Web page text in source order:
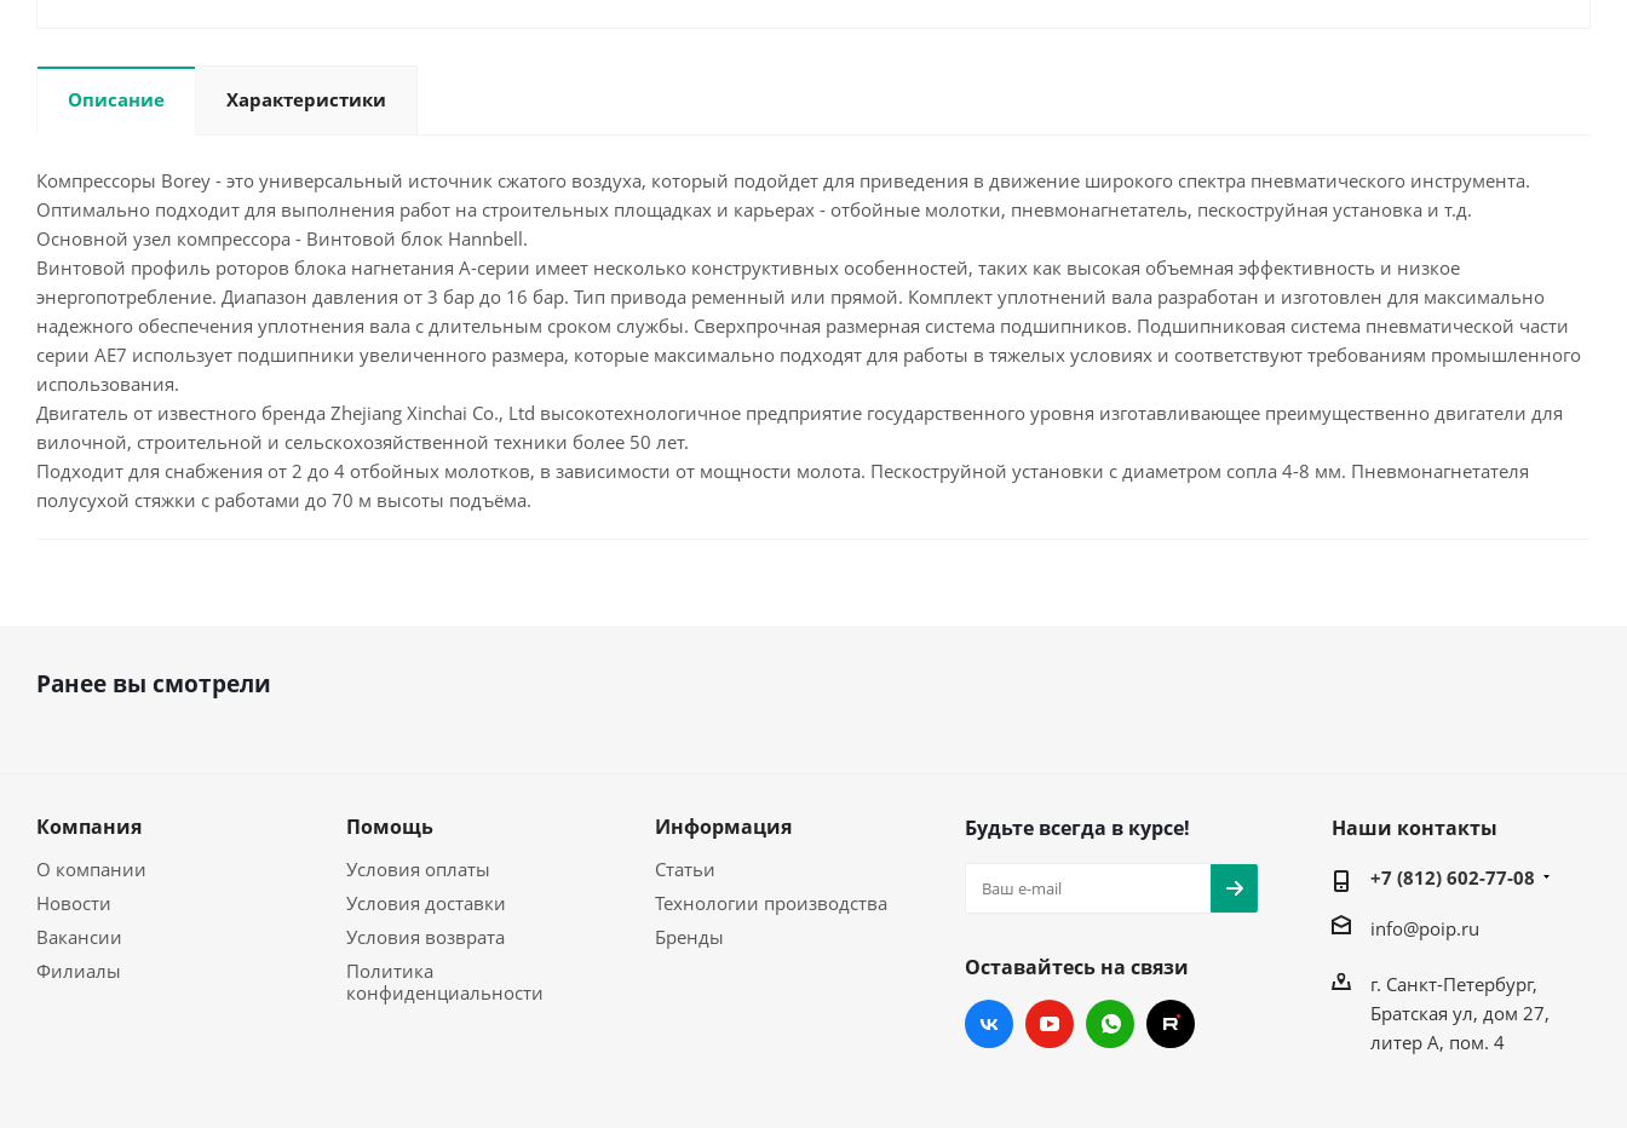
Описание Характеристики
Компрессоры Borey - это универсальный источник сжатого воздуха, который подойдет для приведения в движение широкого спектра пневматического инструмента.
Оптимально подходит для выполнения работ на строительных площадках и карьерах - отбойные молотки, пневмонагнетатель, пескоструйная установка и т.д.
Основной узел компрессора - Винтовой блок Hannbell.
Винтовой профиль роторов блока нагнетания А-серии имеет несколько конструктивных особенностей, таких как высокая объемная эффективность и низкое
энергопотребление. Диапазон давления от 3 бар до 16 бар. Тип привода ременный или прямой. Комплект уплотнений вала разработан и изготовлен для максимально
надежного обеспечения уплотнения вала с длительным сроком службы. Сверхпрочная размерная система подшипников. Подшипниковая система пневматической части
серии AE7 использует подшипники увеличенного размера, которые максимально подходят для работы в тяжелых условиях и соответствуют требованиям промышленного
использования.
Двигатель от известного бренда Zhejiang Xinchai Co., Ltd высокотехнологичное предприятие государственного уровня изготавливающее преимущественно двигатели для
вилочной, строительной и сельскохозяйственной техники более 50 лет.
Подходит для снабжения от 2 до 4 отбойных молотков, в зависимости от мощности молота. Пескоструйной установки с диаметром сопла 4-8 мм. Пневмонагнетателя
полусухой стяжки с работами до 70 м высоты подъёма.
Ранее вы смотрели
Компания
О компании
Новости
Вакансии
Филиалы
Помощь
Условия оплаты
Условия доставки
Условия возврата
Политика
конфиденциальности
Информация
Статьи
Технологии производства
Бренды
Будьте всегда в курсе!
Оставайтесь на связи
Наши контакты
+7 (812) 602-77-08
info@poip.ru
г. Санкт-Петербург,
Братская ул, дом 27,
литер А, пом. 4